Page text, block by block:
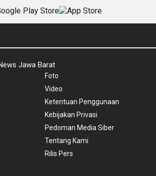
Jawa Barat
Foto
Video
Ketentuan Penggunaan
Kebijakan Privasi
Pedoman Media Siber
Tentang Kami
Rilis Pers